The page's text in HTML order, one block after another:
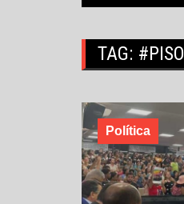
TAG: #PISO
Política